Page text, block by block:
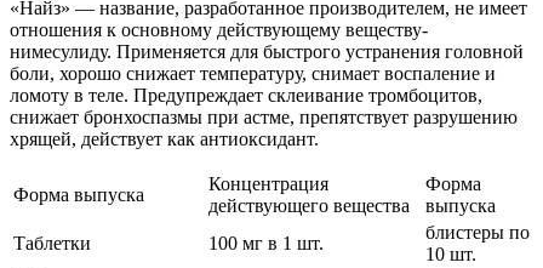
«Найз» — название, разработанное производителем, не имеет
отношения к основному действующему веществу-
нимесулиду. Применяется для быстрого устранения головной
боли, хорошо снижает температуру, снимает воспаление и
ломоту в теле. Предупреждает склеивание тромбоцитов,
снижает бронхоспазмы при астме, препятствует разрушению
хрящей, действует как антиоксидант.
Форма выпуска
Концентрация
действующего вещества
Форма
выпуска
Таблетки
100 мг в 1 шт.
блистеры по
10 шт.